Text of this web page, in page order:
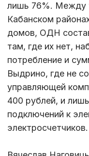
лишь 76%. Между
Кабанском
домов, ОДН
там, где их нет,
потребление и
Выдрино, где не
управляющей
400 рублей, и
подключений к
электросчетчиков.